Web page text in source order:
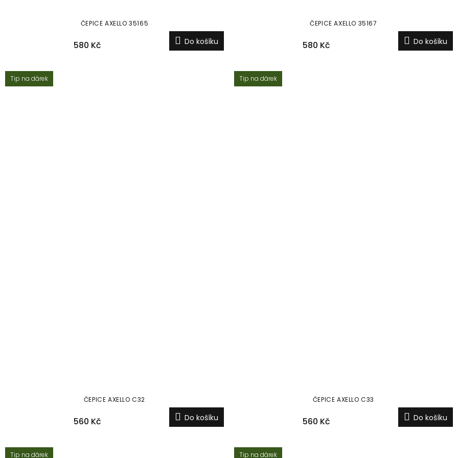
ČEPICE AXELLO 35165
580 Kč Do košíku
ČEPICE AXELLO 35167
580 Kč Do košíku
Tip na dárek
ČEPICE AXELLO C32
560 Kč Do košíku
Tip na dárek
ČEPICE AXELLO C33
560 Kč Do košíku
Tip na dárek Tip na dárek